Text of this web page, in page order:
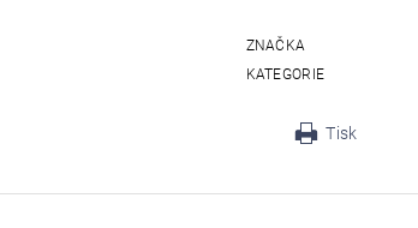
ZNAČKA
KATEGORIE
Tisk